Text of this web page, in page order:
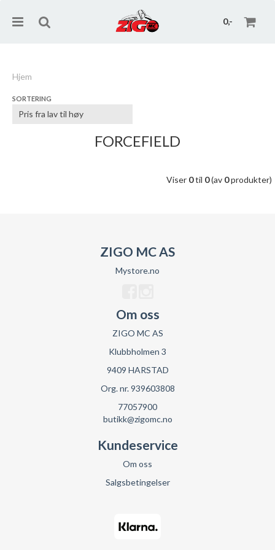
0,-
Hjem
SORTERING
FORCEFIELD
Viser 0til 0(av 0produkter)
ZIGO MC AS
Mystore.no
Om oss
ZIGO MC AS
Klubbholmen 3
9409 HARSTAD
Org. nr. 939603808
77057900
butikk@zigomc.no
Kundeservice
Om oss
Salgsbetingelser